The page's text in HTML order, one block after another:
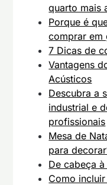
quarto mais
Porque é
comprar em
7 Dicas de
Vantagens
Acústicos
Descubra a
industrial e
profissionais
Mesa de
para
De cabeça
Como